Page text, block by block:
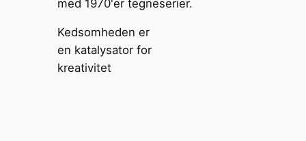
Kedsomheden er
en katalysator for
kreativitet